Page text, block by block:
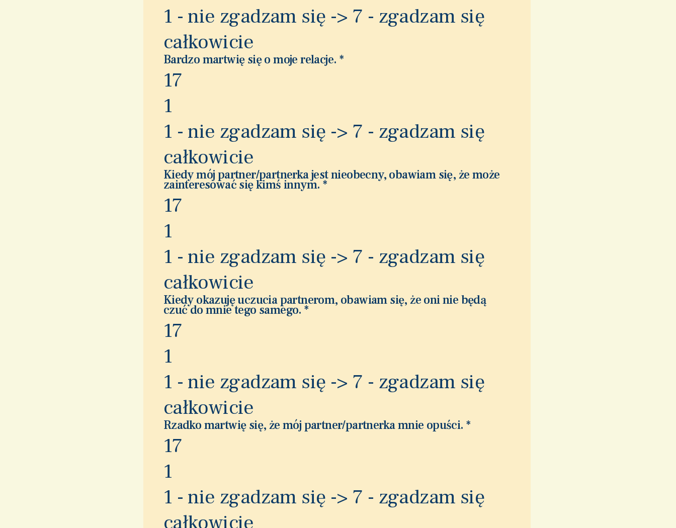
1 - nie zgadzam się -> 7 - zgadzam się
całkowicie
Bardzo martwię się o moje relacje. *
17
1
1 - nie zgadzam się -> 7 - zgadzam się
całkowicie
Kiedy mój partner/partnerka jest nieobecny, obawiam się, że może
zainteresować się kimś innym. *
17
1
1 - nie zgadzam się -> 7 - zgadzam się
całkowicie
Kiedy okazuję uczucia partnerom, obawiam się, że oni nie będą
czuć do mnie tego samego.*
17
1
1 - nie zgadzam się -> 7 - zgadzam się
całkowicie
Rzadko martwię się, że mój partner/partnerka mnie opuści.*
17
1
1 - nie zgadzam się -> 7 - zgadzam się
całkowicie